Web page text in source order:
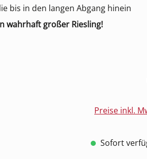
bis in den langen Abgang hinein
wahrhaft großer Riesling!
Preise inkl.
Sofort